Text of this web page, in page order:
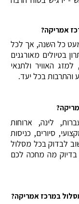
אמריקה?
כל השנה, אך לכל
בטיולים מאורגנים
האוויר ולתנאי
והתרבות בכל יעד.
לינה, ארוחות
סיורים, כניסות
לבדוק בכל מסלול
בדיוק מה מחכה לכם
במרכז אמריקה?